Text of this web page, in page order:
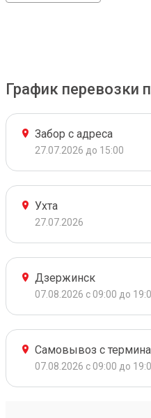
График перевозки
Забор с адреса
27.07.2026 до 15:00
Ухта
27.07.2026
Дзержинск
07.08.2026 с 09:00 до
Самовывоз с
07.08.2026 с 09:00 до